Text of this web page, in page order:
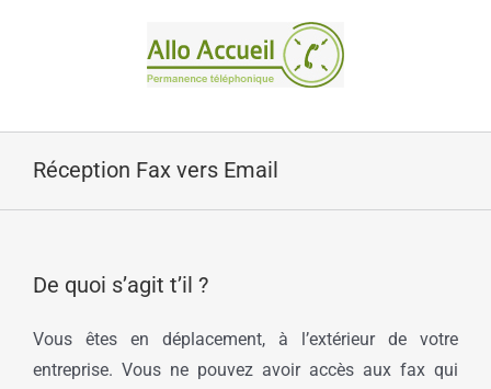
Réception Fax vers Email
De quoi s’agit t’il ?
Vous êtes en déplacement, à l’extérieur de votre
entreprise. Vous ne pouvez avoir accès aux fax qui